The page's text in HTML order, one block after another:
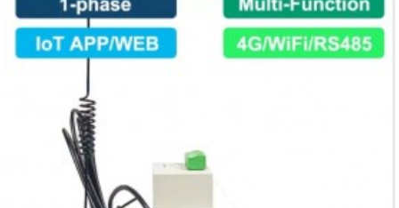
● 펄스 출력 : 액티브 펄스 출력